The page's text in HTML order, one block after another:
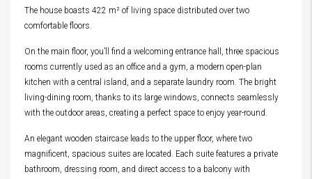
The house boasts 422 m² of living space distributed over two
comfortable floors.
On the main floor, you’ll find a welcoming entrance hall, three spacious
rooms currently used as an office and a gym, a modern open-plan
kitchen with a central island, and a separate laundry room. The bright
living-dining room, thanks to its large windows, connects seamlessly
with the outdoor areas, creating a perfect space to enjoy year-round.
An elegant wooden staircase leads to the upper floor, where two
magnificent, spacious suites are located. Each suite features a private
bathroom, dressing room, and direct access to a balcony with